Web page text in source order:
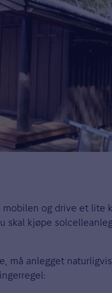
og drive et
kjøpe
må anlegget